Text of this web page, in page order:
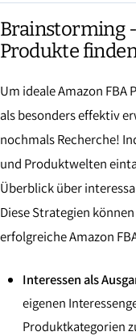
Brainstorming
Produkte
Um ideale Amazon
als besonders effektiv
nochmals Recherche!
und Produktwelten
Überblick über
Diese Strategien
erfolgreiche Amazon
Interessen als
eigenen
Produktkategorien